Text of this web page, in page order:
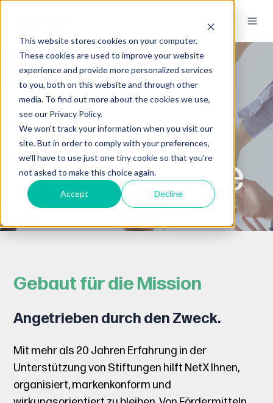
This website stores cookies on your computer.
These cookies are used to improve your website
experience and provide more personalized services
to you, both on this website and through other
media. To find out more about the cookies we use,
see our Privacy Policy.
We won't track your information when you visit our
site. But in order to comply with your preferences,
we'll have to use just one tiny cookie so that you're
not asked to make this choice again.
Accept Decline
Fundamente
Gebaut für die Mission
Angetrieben durch den Zweck.
Mit mehr als 20 Jahren Erfahrung in der
Unterstützung von Stiftungen hilft NetX Ihnen,
organisiert, markenkonform und